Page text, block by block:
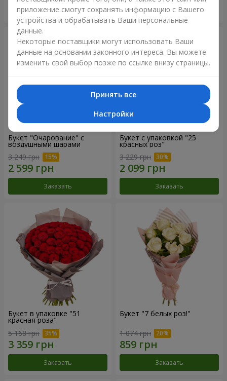
Заказать Заказать
Букет "Очарование" с
воздушными шарами
3 249 грн
Заказать
Букет с упаковкой "25
красных роз"
3 229 грн
Заказать
Букет в упаковке "51
красная роза"
5 168 грн
Заказать
Букет "7 белых роз!"
1 074 грн
Заказать
приложение смогут сохранять информацию с Вашего
устройства и обрабатывать Ваши персональные
данные.
Некоторые поставщики могут использовать Ваши
данные на основании законного интереса. Вы можете
изменить свой выбор позже по ссылке внизу страницы.
Принять все
Настройки